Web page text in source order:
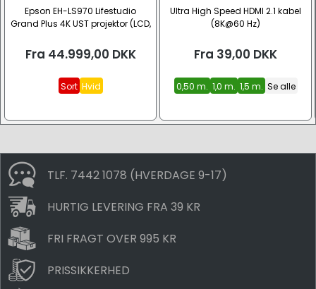
Epson EH-LS970 Lifestudio
Grand Plus 4K UST projektor (LCD,
Fra 44.999,00 DKK
Sort Hvid
Ultra High Speed HDMI 2.1 kabel
(8K@60 Hz)
Fra 39,00 DKK
0,50 m. 1,0 m. 1,5 m. Se alle
TLF. 7442 1078 (HVERDAGE 9-17)
HURTIG LEVERING FRA 39 KR
FRI FRAGT OVER 995 KR
PRISSIKKERHED